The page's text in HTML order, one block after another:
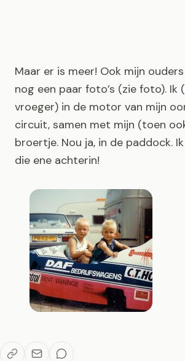
Maar er is meer! Ook mijn
nog een paar foto’s (zie foto). Ik
vroeger) in de motor van mijn
circuit, samen met mijn (toen
broertje. Nou ja, in de paddock.
die ene achterin!